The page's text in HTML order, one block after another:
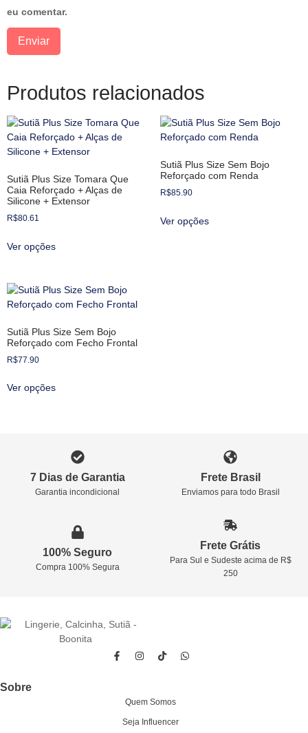
eu comentar.
Produtos relacionados
Sutiã Plus Size Tomara Que
Caia Reforçado + Alças de
Silicone + Extensor
R$80.61
Ver opções
Sutiã Plus Size Sem Bojo
Reforçado com Renda
R$85.90
Ver opções
Sutiã Plus Size Sem Bojo
Reforçado com Fecho Frontal
R$77.90
Ver opções
7 Dias de Garantia
Garantia incondicional
Frete Brasil
Enviamos para todo Brasil
100% Seguro
Compra 100% Segura
Frete Grátis
Para Sul e Sudeste acima de R$
250
Sobre
Quem Somos
Seja Influencer